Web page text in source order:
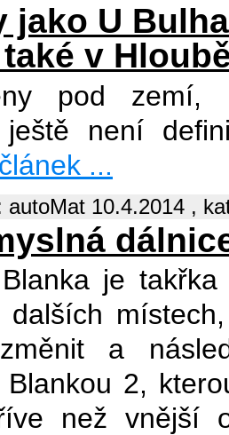
jako U
v
pod zemí,
ještě není
...
autoMat 10.4.2014 ,
je
dalších
a
Blankou 2,
než vnější